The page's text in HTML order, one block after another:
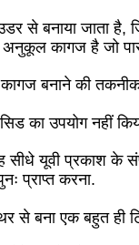
से बनाया जाता है,
कागज है जो
बनाने की
का उपयोग नहीं
सीधे यूवी प्रकाश के
प्राप्त करना.
से बना एक बहुत ही